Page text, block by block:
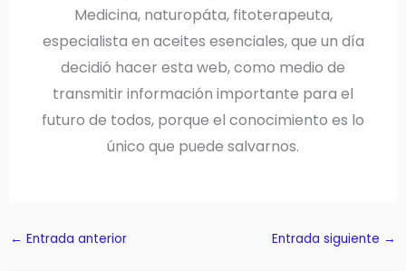
Medicina, naturopáta, fitoterapeuta,
especialista en aceites esenciales, que un día
decidió hacer esta web, como medio de
transmitir información importante para el
futuro de todos, porque el conocimiento es lo
único que puede salvarnos.
← Entrada anterior Entrada siguiente →